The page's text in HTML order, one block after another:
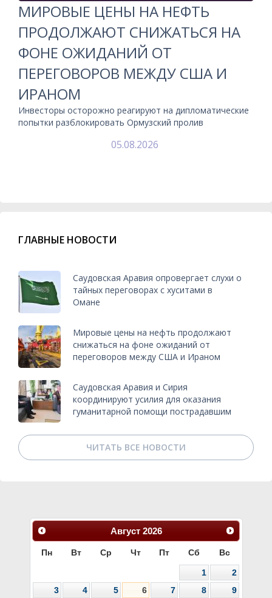
МИРОВЫЕ ЦЕНЫ НА НЕФТЬ
ПРОДОЛЖАЮТ СНИЖАТЬСЯ НА
ФОНЕ ОЖИДАНИЙ ОТ
ПЕРЕГОВОРОВ МЕЖДУ США И
ИРАНОМ
Инвесторы осторожно реагируют на дипломатические
попытки разблокировать Ормузский пролив
05.08.2026
ГЛАВНЫЕ НОВОСТИ
Саудовская Аравия опровергает слухи о
тайных переговорах с хуситами в
Омане
Мировые цены на нефть продолжают
снижаться на фоне ожиданий от
переговоров между США и Ираном
Саудовская Аравия и Сирия
координируют усилия для оказания
гуманитарной помощи пострадавшим
ЧИТАТЬ ВСЕ НОВОСТИ
Август 2026
Пн Вт Ср Чт Пт Сб Вс
1
2
3
4 5 6 7 8
9